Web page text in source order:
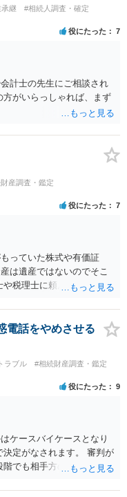
えられます。 ご質問：書
お姉さんが申立書の「申
け方に対して意見があれ
ての理由」のところに、
んと話合いが出来ない／
・お姉さん間の事情やい
ささんから見てそれは違
など書くとよいです。 そ
けど、どのように遺産を
からお金を援助してもら
方が良いと思うことは、遺
盛り込むことだと考えま
方が、裁判所や調停委員
す)。
継
#相続人調査・確定
役にたった 7
計士の先生にご相談され
がいらっしゃれば、まず
産調査・鑑定
役にたった 7
っていた株式や有価証
は遺産ではないのでそこ
税理士に頼んでも守秘義
という手続きを使って銀
不動産は、相続登記が済ん
と義父様のつながりがわ
という手続きをすると、
により既に相続登記され
つけて登記名義を調べて
ていますので、特に相場
護士連合会が設けていた
は一定数いると思います
電話をやめさせる
ラブル
#相続財産調査・鑑定
役にたった 9
ケースバイケースとなり
定がなされます。 審判が
でも相手方の連絡が迷惑